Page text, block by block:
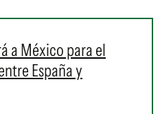
a México para el
España y